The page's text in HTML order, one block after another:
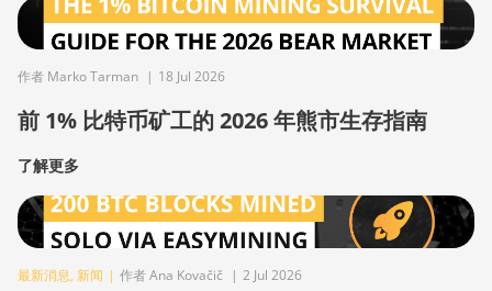
作者 Marko Tarman | 18 Jul 2026
前 1% 比特币矿工的 2026 年熊市生存指南
了解更多
最新消息, 新闻 | 作者 Ana Kovačič | 2 Jul 2026